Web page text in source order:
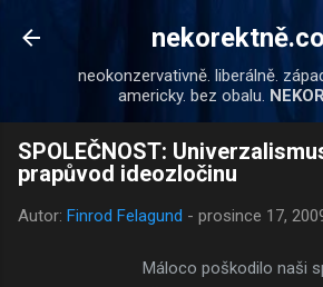
Přeskočit na hlavní
neokonzervativně. liberálně.
americky. bez obalu.
SPOLEČNOST:
prapůvod ideozločinu
Autor: Finrod Felagund - prosince 17,
Máloco poškodilo naši